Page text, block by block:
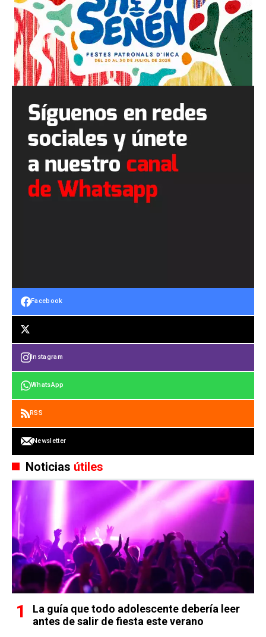
Facebook
Instagram
WhatsApp
RSS
Newsletter
Noticias útiles
La guía que todo adolescente debería leer
antes de salir de fiesta este verano